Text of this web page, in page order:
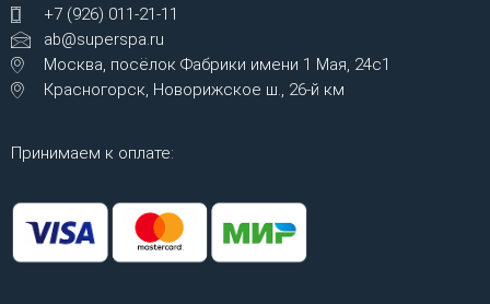
+7 (926) 011-21-11
ab@superspa.ru
Москва, посёлок Фабрики имени 1 Мая, 24с1
Красногорск, Новорижское ш., 26-й км
Принимаем к оплате: